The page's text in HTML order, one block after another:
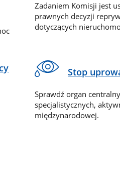
Zadaniem Komisji jest
prawnych decyzji
dotyczących
Stop
Sprawdź organ
specjalistycznych,
międzynarodowej.